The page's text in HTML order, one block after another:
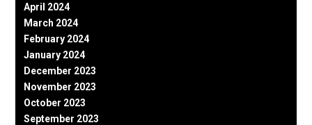
April 2024
March 2024
February 2024
January 2024
December 2023
November 2023
October 2023
September 2023